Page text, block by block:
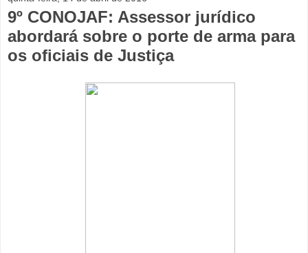
9º CONOJAF: Assessor jurídico
abordará sobre o porte de arma para
os oficiais de Justiça